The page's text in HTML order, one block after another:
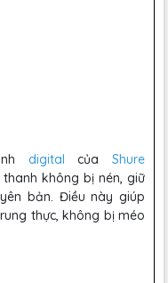
digitalcủa Shure
không bị nén, giữ
bản. Điều này giúp
thực, không bị méo